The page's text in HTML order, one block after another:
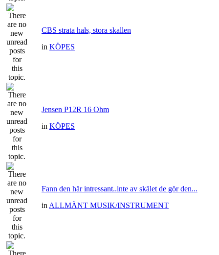
CBS strata hals, stora skallen
in KÖPES
Jensen P12R 16 Ohm
in KÖPES
Fann den här intressant..inte av skälet de gör den...
in ALLMÄNT MUSIK/INSTRUMENT